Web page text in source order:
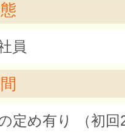
員
定め有り （初